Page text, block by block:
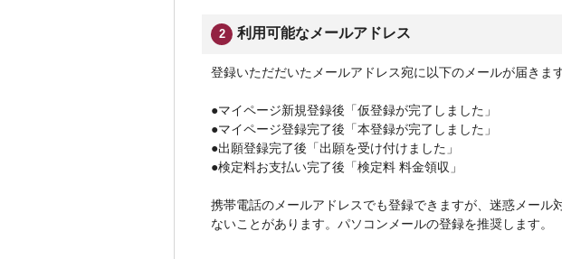
2 利用可能なメールアドレス
登録いただだいたメールアドレス宛に以下のメールが届きます
●マイページ新規登録後「仮登録が完了しました」
●マイページ登録完了後「本登録が完了しました」
●出願登録完了後「出願を受け付けました」
●検定料お支払い完了後「検定料 料金領収」
携帯電話のメールアドレスでも登録できますが、迷惑メー
ないことがあります。パソコンメールの登録を推奨します。